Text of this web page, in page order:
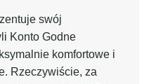
swój
Konto Godne
komfortowe i
Rzeczywiście, za